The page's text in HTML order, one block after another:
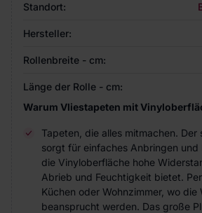
Standort:
Hersteller:
Rollenbreite - cm:
Länge der Rolle - cm:
Warum Vliestapeten mit
Tapeten, die alles mitmachen.
sorgt für einfaches Anbringen und
die Vinyloberfläche hohe
Abrieb und Feuchtigkeit bietet.
Küchen oder Wohnzimmer, wo die
beansprucht werden. Das große